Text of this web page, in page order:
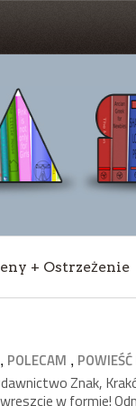
+ Ostrzeżenie
POLECAM ,
Znak,
w formie!